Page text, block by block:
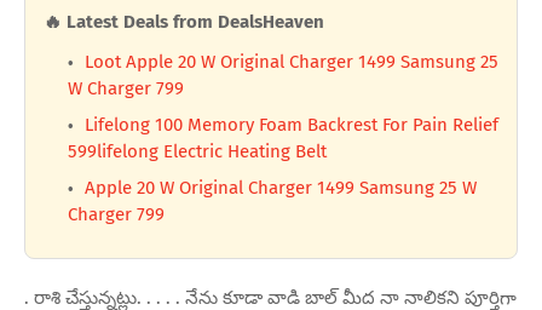
🔥 Latest Deals from DealsHeaven
Loot Apple 20 W Original Charger 1499 Samsung 25
W Charger 799
Lifelong 100 Memory Foam Backrest For Pain Relief
599lifelong Electric Heating Belt
Apple 20 W Original Charger 1499 Samsung 25 W
Charger 799
. రాశి చేస్తున్నట్లు. . . . . నేను కూడా వాడి బాల్ మీద నా నాలికని పూర్తిగా